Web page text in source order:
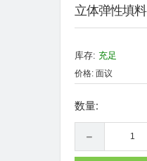
立体弹性填料
库存: 充足
价格: 面议
数量: